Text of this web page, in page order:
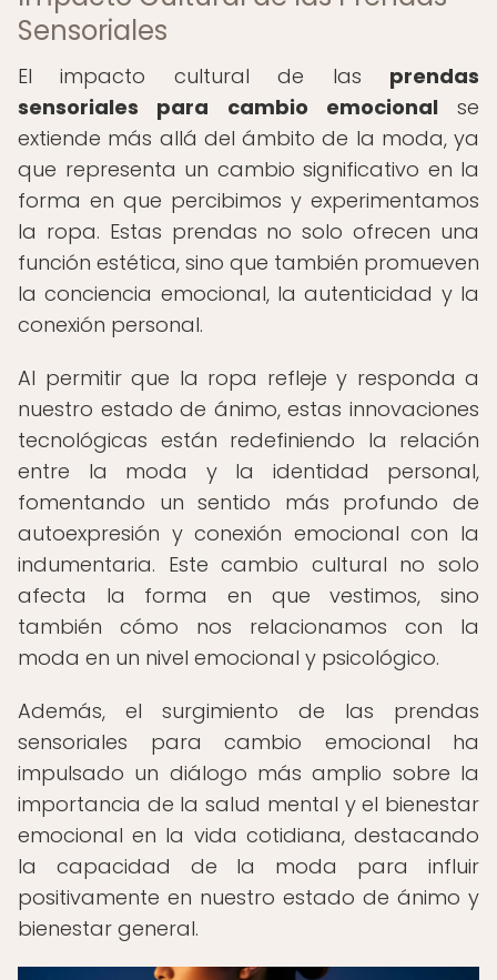
Sensoriales
El impacto cultural de las prendas
sensoriales para cambio emocionalse
extiende más allá del ámbito de la moda, ya
que representa un cambio significativo en la
forma en que percibimos y experimentamos
la ropa. Estas prendas no solo ofrecen una
función estética, sino que también promueven
la conciencia emocional, la autenticidad y la
conexión personal.
Al permitir que la ropa refleje y responda a
nuestro estado de ánimo, estas innovaciones
tecnológicas están redefiniendo la relación
entre la moda y la identidad personal,
fomentando un sentido más profundo de
autoexpresión y conexión emocional con la
indumentaria. Este cambio cultural no solo
afecta la forma en que vestimos, sino
también cómo nos relacionamos con la
moda en un nivel emocional y psicológico.
Además, el surgimiento de las prendas
sensoriales para cambio emocional ha
impulsado un diálogo más amplio sobre la
importancia de la salud mental y el bienestar
emocional en la vida cotidiana, destacando
la capacidad de la moda para influir
positivamente en nuestro estado de ánimo y
bienestar general.